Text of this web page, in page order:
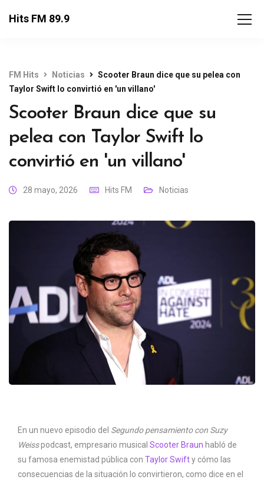
Hits FM 89.9
FM Hits Noticias
Scooter Braun dice que su pelea con
Taylor Swift lo convirtió en 'un villano'
Scooter Braun dice que su
pelea con Taylor Swift lo
convirtió en 'un villano'
28 mayo, 2026 Hits FM Noticias
En un nuevo episodio del Segundo pensamiento con Suzy
Weisspodcast, empresario musical Scooter Braun habló de
su famosa enemistad pública con Taylor Swifty cómo las
consecuencias de la situación lo convirtieron, como dice en el